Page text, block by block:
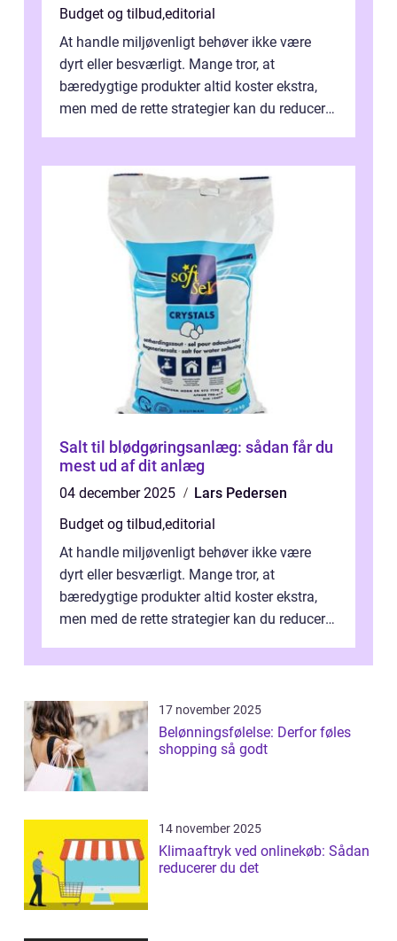
Budget og tilbud,editorial
At handle miljøvenligt behøver ikke være
dyrt eller besværligt. Mange tror, at
bæredygtige produkter altid koster ekstra,
men med de rette strategier kan du reducere
Salt til blødgøringsanlæg: sådan får du
mest ud af dit anlæg
04 december 2025
Lars Pedersen
Budget og tilbud,editorial
At handle miljøvenligt behøver ikke være
dyrt eller besværligt. Mange tror, at
bæredygtige produkter altid koster ekstra,
men med de rette strategier kan du reducere
17 november 2025
Belønningsfølelse: Derfor føles
shopping så godt
14 november 2025
Klimaaftryk ved onlinekøb: Sådan
reducerer du det